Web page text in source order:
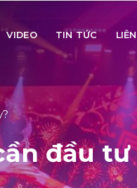
VIDEO TIN TỨC
đầu